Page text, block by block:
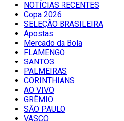
NOTÍCIAS RECENTES
Copa 2026
SELEÇÃO BRASILEIRA
Apostas
Mercado da Bola
FLAMENGO
SANTOS
PALMEIRAS
CORINTHIANS
AO VIVO
GRÊMIO
SĀO PAULO
VASCO